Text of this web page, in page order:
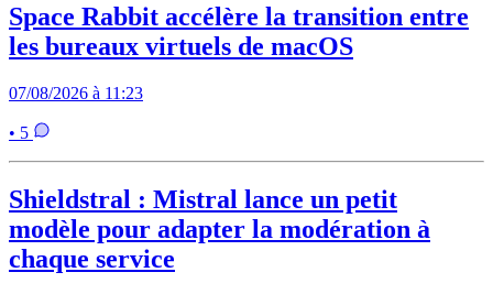
Space Rabbit accélère la transition entre
les bureaux virtuels de macOS
07/08/2026 à 11:23
• 5
Shieldstral : Mistral lance un petit
modèle pour adapter la modération à
chaque service